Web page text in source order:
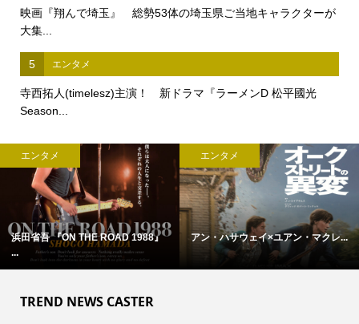
映画『翔んで埼玉』 総勢53体の埼玉県ご当地キャラクターが
大集...
5 エンタメ
寺西拓人(timelesz)主演！ 新ドラマ『ラーメンD 松平國光
Season...
エンタメ
浜田省吾 『ON THE ROAD 1988』
...
エンタメ
アン・ハサウェイ×ユアン・マクレ...
TREND NEWS CASTER